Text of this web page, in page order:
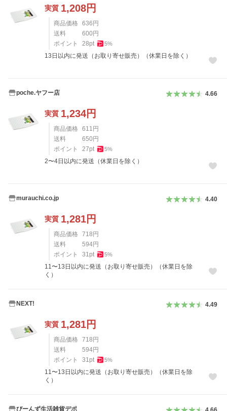
実質 1,208円
商品価格 636 円
送料
600 円
ポイント
28pt 5%
13日以内に発送（お取り寄せ販売）（休業日を除く）
poche.ヤフー店 4.66
実質 1,234円
商品価格 611 円
送料
650 円
ポイント
27pt 5%
2〜4日以内に発送（休業日を除く）
murauchi.co.jp 4.40
実質 1,281円
商品価格 718 円
送料
594円
ポイント
31pt 5%
11〜13日以内に発送（お取り寄せ販売）（休業日を除
く）
NEXT! 4.49
実質 1,281円
商品価格 718 円
送料
594円
ポイント
31pt 5%
11〜13日以内に発送（お取り寄せ販売）（休業日を除
く）
びーんず生活雑貨デポ